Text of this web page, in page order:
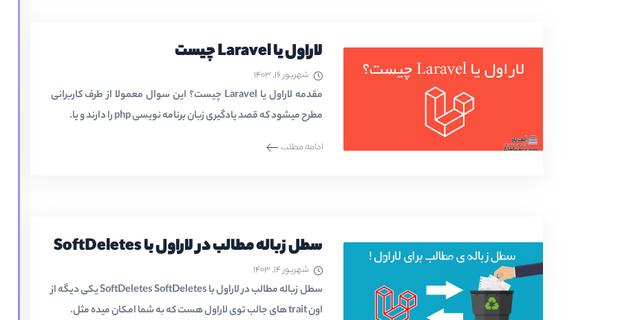
لاراول یا Laravel چیست
شهریور ۱۶, ۱۴۰۳
مقدمه لاراول یا Laravel چیست؟ این سوال معمولا از طرف کاربرانی
مطرح میشود که قصد یادگیری زبان برنامه نویسی php را دارند و یا.
ادامه مطلب
سطل زباله مطالب در لاراول با SoftDeletes
شهریور ۱۴, ۱۴۰۳
سطل زباله مطالب در لاراول با SoftDeletes SoftDeletes یکی دیگه از
اون trait های جالب توی لاراول هست که به شما امکان میده مثل.